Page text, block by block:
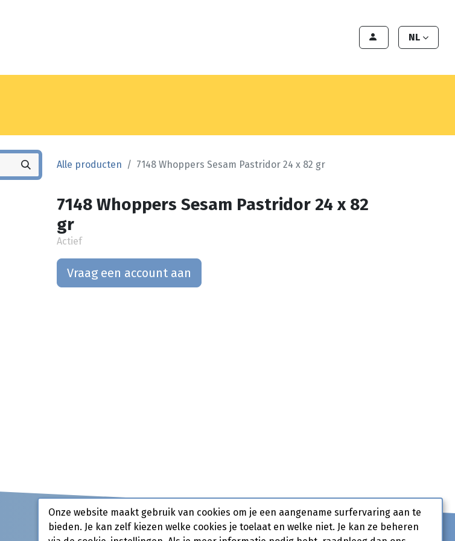
NL
Alle producten 7148 Whoppers Sesam Pastridor 24 x 82 gr
7148 Whoppers Sesam Pastridor 24 x 82
gr
Actief
Vraag een account aan
Onze website maakt gebruik van cookies om je een aangename surfervaring aan te
bieden. Je kan zelf kiezen welke cookies je toelaat en welke niet. Je kan ze beheren